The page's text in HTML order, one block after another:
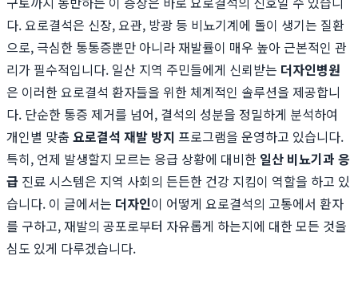
다. 요로결석은 신장, 요관, 방광 등 비뇨기계에 돌이 생기는 질환
으로, 극심한 통통증뿐만 아니라 재발률이 매우 높아 근본적인 관
리가 필수적입니다. 일산 지역 주민들에게 신뢰받는 더자인병원
은 이러한 요로결석 환자들을 위한 체계적인 솔루션을 제공합니
다. 단순한 통증 제거를 넘어, 결석의 성분을 정밀하게 분석하여
개인별 맞춤 요로결석 재발 방지 프로그램을 운영하고 있습니다.
특히, 언제 발생할지 모르는 응급 상황에 대비한 일산 비뇨기과 응
급 진료 시스템은 지역 사회의 든든한 건강 지킴이 역할을 하고 있
습니다. 이 글에서는 더자인이 어떻게 요로결석의 고통에서 환자
를 구하고, 재발의 공포로부터 자유롭게 하는지에 대한 모든 것을
심도 있게 다루겠습니다.